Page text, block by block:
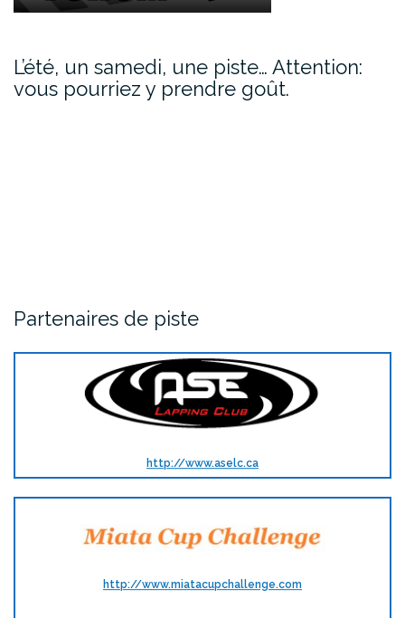
L’été, un samedi, une piste… Attention:
vous pourriez y prendre goût.
Partenaires de piste
http://www.aselc.ca
http://www.miatacupchallenge.com